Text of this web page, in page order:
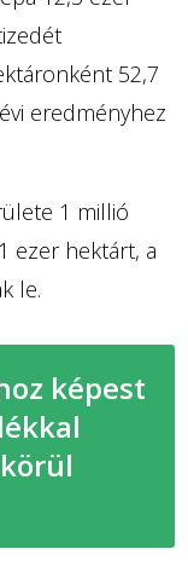
52,7
eredményhez
1 millió
ezer hektárt, a
le.
képest